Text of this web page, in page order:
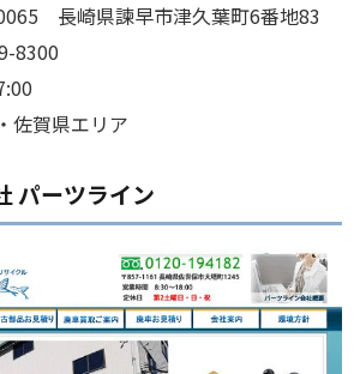
長崎県諫早市津久葉町6番地83
8300
佐賀県エリア
パーツライン